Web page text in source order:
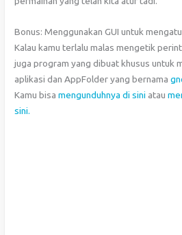
Bonus: Menggunakan GUI untuk
Kalau kamu terlalu malas mengetik
juga program yang dibuat khusus untuk
aplikasi dan AppFolder yang bernama
Kamu bisamengunduhnya di sini atau
sini.